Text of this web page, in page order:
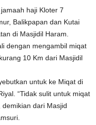
haji Kloter 7
Balikpapan dan Kutai
di Masjidil Haram.
dengan mengambil miqat
10 Km dari Masjidil
untuk ke Miqat di
“Tidak sulit untuk miqat
demikian dari Masjid